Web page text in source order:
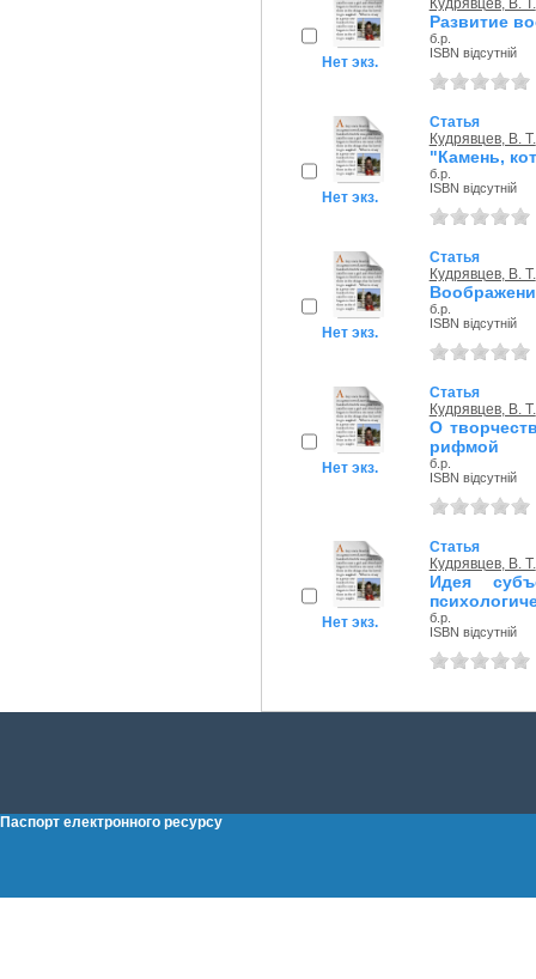
Нет экз.
Кудрявцев, В. Т.
Развитие
б.р.
ISBN відсутній
Нет экз.
Статья
Кудрявцев, В. Т.
"Камень,
б.р.
ISBN відсутній
Нет экз.
Статья
Кудрявцев, В. Т.
б.р.
ISBN відсутній
Нет экз.
Статья
Кудрявцев, В. Т.
О
рифмой
б.р.
ISBN відсутній
Нет экз.
Статья
Кудрявцев, В. Т.
Идея
б.р.
ISBN відсутній
Паспорт електронного ресурсу